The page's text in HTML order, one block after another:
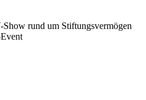
rund um Stiftungsvermögen